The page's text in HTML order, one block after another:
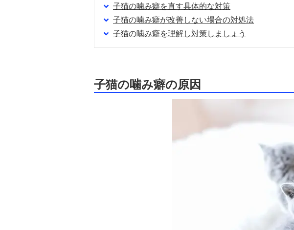
子猫の噛み癖を直す具体的な対策
子猫の噛み癖が改善しない場合の対処法
子猫の噛み癖を理解し対策しましょう
子猫の噛み癖の原因